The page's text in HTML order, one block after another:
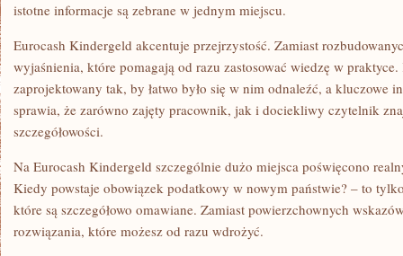
istotne informacje są zebrane w jednym miejscu.
Eurocash Kindergeld akcentuje przejrzystość. Zamiast
wyjaśnienia, które pomagają od razu zastosować wiedzę w
zaprojektowany tak, by łatwo było się w nim odnaleźć, a kluczowe
sprawia, że zarówno zajęty pracownik, jak i dociekliwy czytelnik
szczegółowości.
Na Eurocash Kindergeld szczególnie dużo miejsca poświęcono
Kiedy powstaje obowiązek podatkowy w nowym państwie? – to
które są szczegółowo omawiane. Zamiast powierzchownych
rozwiązania, które możesz od razu wdrożyć.